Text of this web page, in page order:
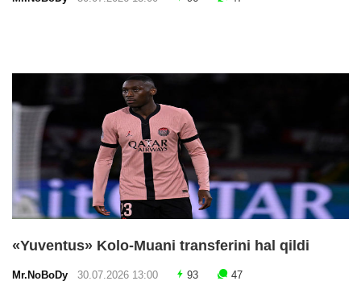
«Yuventus» Kolo-Muani transferini hal qildi
Mr.NoBoDy 30.07.2026 13:00 93 47